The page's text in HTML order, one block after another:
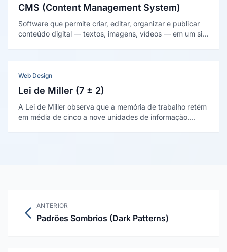
CMS (Content Management System)
Software que permite criar, editar, organizar e publicar
conteúdo digital — textos, imagens, vídeos — em um site
Web Design
Lei de Miller (7 ± 2)
A Lei de Miller observa que a memória de trabalho retém
em média de cinco a nove unidades de informação.
ANTERIOR
Padrões Sombrios (Dark Patterns)